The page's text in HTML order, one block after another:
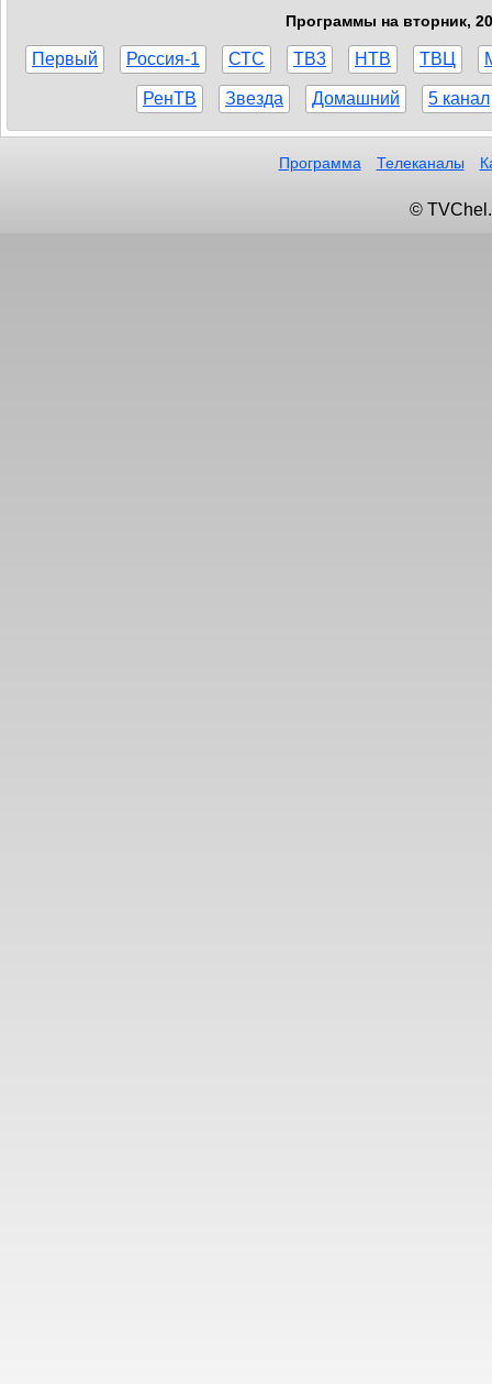
Программы на вторник,
Первый Россия-1 СТС ТВ3 НТВ ТВЦ
РенТВ Звезда Домашний 5 канал
Программа Телеканалы
©